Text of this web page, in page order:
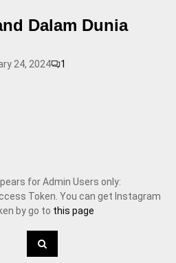
Dalam Dunia
24, 2024 1
for Admin Users only:
Token. You can get Instagram
by go to this page